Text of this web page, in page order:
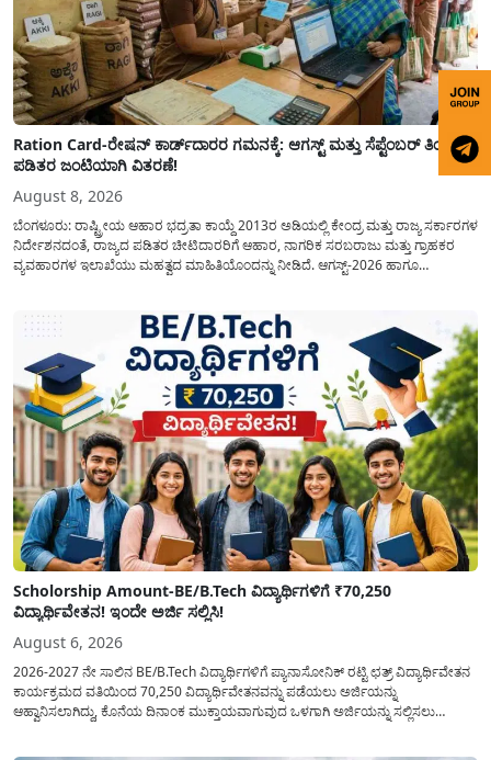
Ration Card-ರೇಷನ್ ಕಾರ್ಡ್‍ದಾರರ ಗಮನಕ್ಕೆ: ಆಗಸ್ಟ್ ಮತ್ತು ಸೆಪ್ಟೆಂಬರ್ ತಿಂಗಳ
ಪಡಿತರ ಜಂಟಿಯಾಗಿ ವಿತರಣೆ!
August 8, 2026
ಬೆಂಗಳೂರು: ರಾಷ್ಟ್ರೀಯ ಆಹಾರ ಭದ್ರತಾ ಕಾಯ್ದೆ 2013ರ ಅಡಿಯಲ್ಲಿ ಕೇಂದ್ರ ಮತ್ತು ರಾಜ್ಯ ಸರ್ಕಾರಗಳ
ನಿರ್ದೇಶನದಂತೆ, ರಾಜ್ಯದ ಪಡಿತರ ಚೀಟಿದಾರರಿಗೆ ಆಹಾರ, ನಾಗರಿಕ ಸರಬರಾಜು ಮತ್ತು ಗ್ರಾಹಕರ
ವ್ಯವಹಾರಗಳ ಇಲಾಖೆಯು ಮಹತ್ವದ ಮಾಹಿತಿಯೊಂದನ್ನು ನೀಡಿದೆ. ಆಗಸ್ಟ್-2026 ಹಾಗೂ
Scholorship Amount-BE/B.Tech ವಿದ್ಯಾರ್ಥಿಗಳಿಗೆ ₹70,250
ವಿದ್ಯಾರ್ಥಿವೇತನ! ಇಂದೇ ಅರ್ಜಿ ಸಲ್ಲಿಸಿ!
August 6, 2026
2026-2027 ನೇ ಸಾಲಿನ BE/B.Tech ವಿದ್ಯಾರ್ಥಿಗಳಿಗೆ ಪ್ಯಾನಾಸೋನಿಕ್ ರಟ್ಟಿ ಛತ್ರ್ ವಿದ್ಯಾರ್ಥಿವೇತನ
ಕಾರ್ಯಕ್ರಮದ ವತಿಯಿಂದ 70,250 ವಿದ್ಯಾರ್ಥಿವೇತನವನ್ನು ಪಡೆಯಲು ಅರ್ಜಿಯನ್ನು
ಆಹ್ವಾನಿಸಲಾಗಿದ್ದು, ಕೊನೆಯ ದಿನಾಂಕ ಮುಕ್ತಾಯವಾಗುವುದ ಒಳಗಾಗಿ ಅರ್ಜಿಯನ್ನು ಸಲ್ಲಿಸಲು